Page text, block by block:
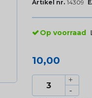
Artikel nr. 14309
Op voorraad
10,00